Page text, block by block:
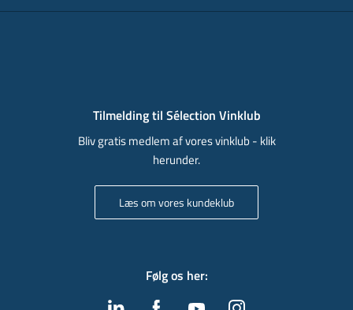
Tilmelding til Sélection Vinklub
Bliv gratis medlem af vores vinklub - klik
herunder.
Læs om vores kundeklub
Følg os her: